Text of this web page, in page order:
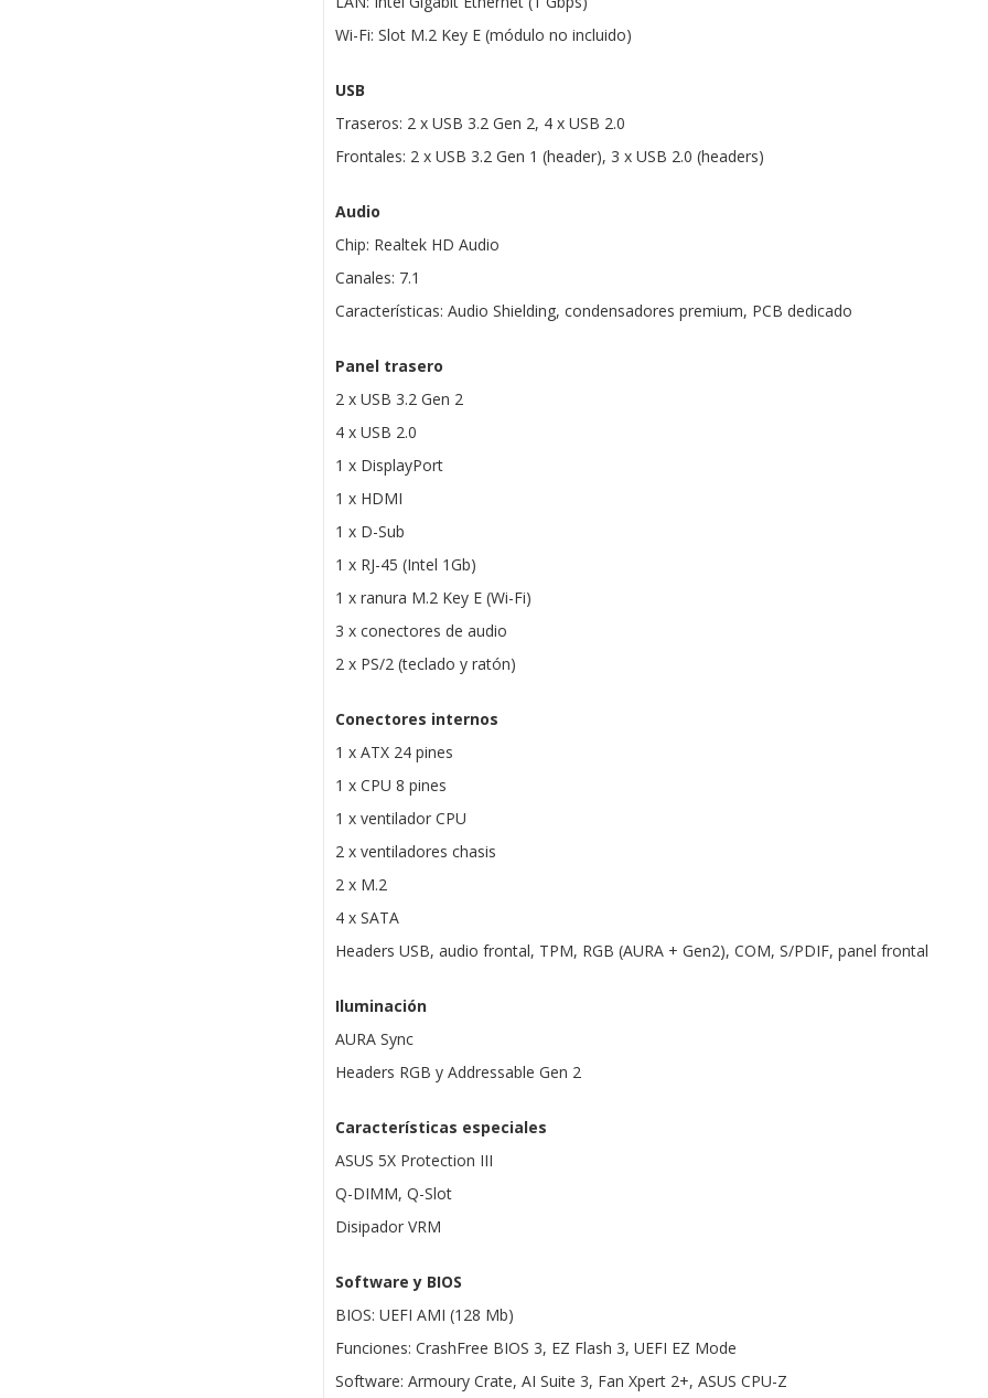
Wi-Fi: Slot M.2 Key E (módulo no incluido)
USB
Traseros: 2 x USB 3.2 Gen 2, 4 x USB 2.0
Frontales: 2 x USB 3.2 Gen 1 (header), 3 x USB 2.0 (headers)
Audio
Chip: Realtek HD Audio
Canales: 7.1
Características: Audio Shielding, condensadores premium, PCB dedicado
Panel trasero
2 x USB 3.2 Gen 2
4 x USB 2.0
1 x DisplayPort
1 x HDMI
1 x D-Sub
1 x RJ-45 (Intel 1Gb)
1 x ranura M.2 Key E (Wi-Fi)
3 x conectores de audio
2 x PS/2 (teclado y ratón)
Conectores internos
1 x ATX 24 pines
1 x CPU 8 pines
1 x ventilador CPU
2 x ventiladores chasis
2 x M.2
4 x SATA
Headers USB, audio frontal, TPM, RGB (AURA + Gen2), COM, S/PDIF, panel frontal
Iluminación
AURA Sync
Headers RGB y Addressable Gen 2
Características especiales
ASUS 5X Protection III
Q-DIMM, Q-Slot
Disipador VRM
Software y BIOS
BIOS: UEFI AMI (128 Mb)
Funciones: CrashFree BIOS 3, EZ Flash 3, UEFI EZ Mode
Software: Armoury Crate, AI Suite 3, Fan Xpert 2+, ASUS CPU-Z